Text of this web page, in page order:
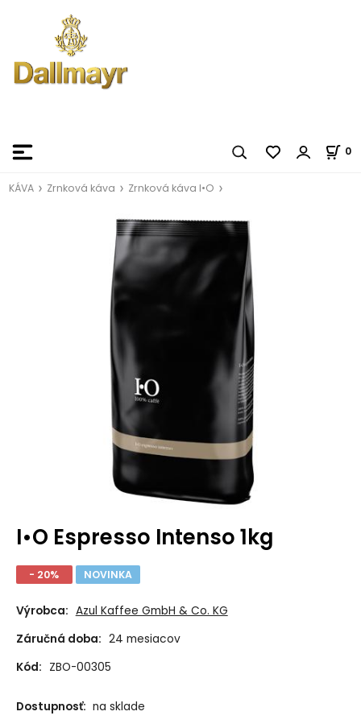
0
KÁVA Zrnková káva Zrnková káva I•O
I•O Espresso Intenso 1kg
- 20% NOVINKA
Výrobca: Azul Kaffee GmbH & Co. KG
Záručná doba: 24 mesiacov
Kód: ZBO-00305
Dostupnosť: na sklade